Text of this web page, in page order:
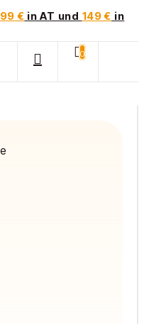
99 € in AT und 149 € in
0